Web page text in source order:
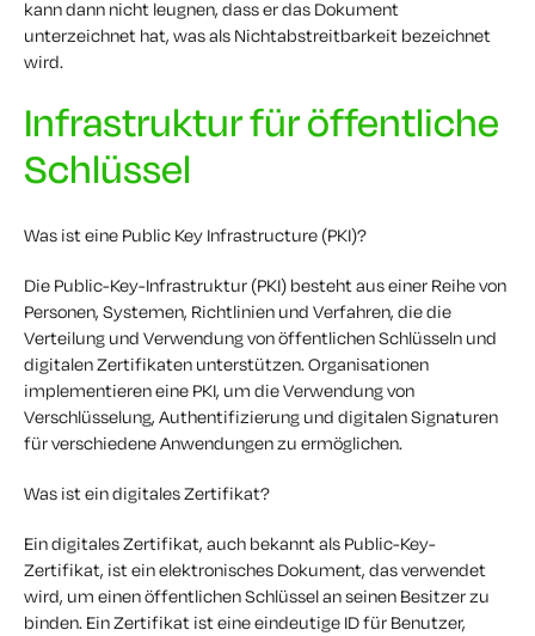
kann dann nicht leugnen, dass er das Dokument
unterzeichnet hat, was als Nichtabstreitbarkeit bezeichnet
wird.
Infrastruktur für öffentliche
Schlüssel
Was ist eine Public Key Infrastructure (PKI)?
Die Public-Key-Infrastruktur (PKI) besteht aus einer Reihe von
Personen, Systemen, Richtlinien und Verfahren, die die
Verteilung und Verwendung von öffentlichen Schlüsseln und
digitalen Zertifikaten unterstützen. Organisationen
implementieren eine PKI, um die Verwendung von
Verschlüsselung, Authentifizierung und digitalen Signaturen
für verschiedene Anwendungen zu ermöglichen.
Was ist ein digitales Zertifikat?
Ein digitales Zertifikat, auch bekannt als Public-Key-
Zertifikat, ist ein elektronisches Dokument, das verwendet
wird, um einen öffentlichen Schlüssel an seinen Besitzer zu
binden. Ein Zertifikat ist eine eindeutige ID für Benutzer,